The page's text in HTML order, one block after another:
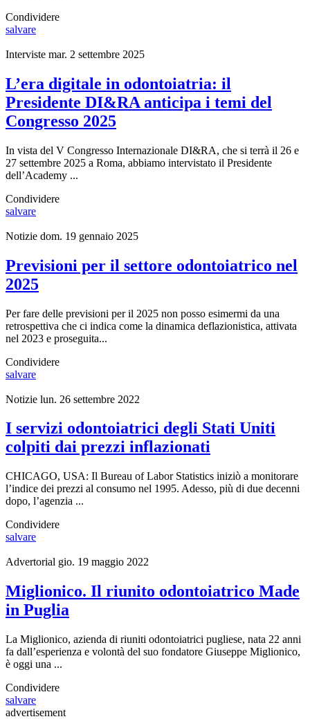
Condividere
salvare
Interviste mar. 2 settembre 2025
L’era digitale in odontoiatria: il
Presidente DI&RA anticipa i temi del
Congresso 2025
In vista del V Congresso Internazionale DI&RA, che si terrà il 26 e
27 settembre 2025 a Roma, abbiamo intervistato il Presidente
dell’Academy ...
Condividere
salvare
Notizie dom. 19 gennaio 2025
Previsioni per il settore odontoiatrico nel
2025
Per fare delle previsioni per il 2025 non posso esimermi da una
retrospettiva che ci indica come la dinamica deflazionistica, attivata
nel 2023 e proseguita...
Condividere
salvare
Notizie lun. 26 settembre 2022
I servizi odontoiatrici degli Stati Uniti
colpiti dai prezzi inflazionati
CHICAGO, USA: Il Bureau of Labor Statistics iniziò a monitorare
l’indice dei prezzi al consumo nel 1995. Adesso, più di due decenni
dopo, l’agenzia ...
Condividere
salvare
Advertorial gio. 19 maggio 2022
Miglionico. Il riunito odontoiatrico Made
in Puglia
La Miglionico, azienda di riuniti odontoiatrici pugliese, nata 22 anni
fa dall’esperienza e volontà del suo fondatore Giuseppe Miglionico,
è oggi una ...
Condividere
salvare
advertisement